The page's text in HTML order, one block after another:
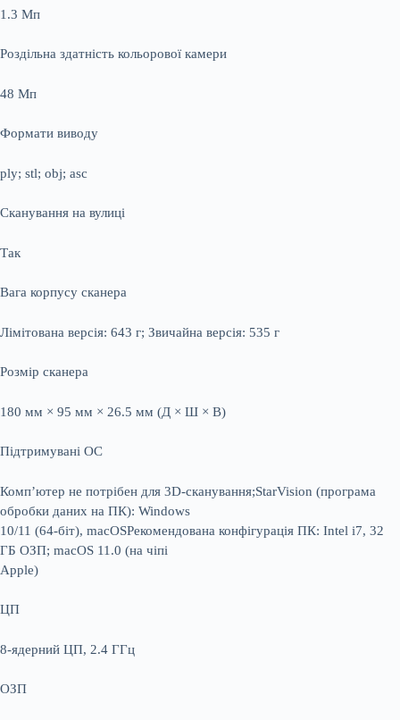
1.3 Мп
Роздільна здатність кольорової камери
48 Мп
Формати виводу
ply; stl; obj; asc
Сканування на вулиці
Так
Вага корпусу сканера
Лімітована версія: 643 г; Звичайна версія: 535 г
Розмір сканера
180 мм × 95 мм × 26.5 мм (Д × Ш × В)
Підтримувані ОС
Комп’ютер не потрібен для 3D-сканування;StarVision (програма
обробки даних на ПК): Windows
10/11 (64-біт), macOSРекомендована конфігурація ПК: Intel i7, 32
ГБ ОЗП; macOS 11.0 (на чіпі
Apple)
ЦП
8-ядерний ЦП, 2.4 ГГц
ОЗП